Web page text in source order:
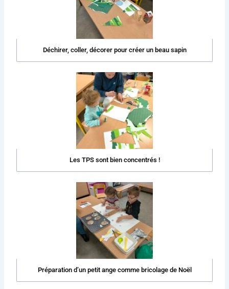
Déchirer, coller, décorer pour créer un beau sapin
Les TPS sont bien concentrés !
Préparation d’un petit ange comme bricolage de Noël